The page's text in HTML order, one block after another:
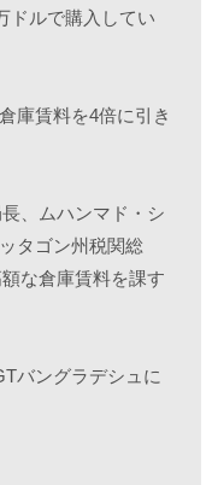
ドルで購入してい
庫賃料を4倍に引き
、ムハンマド・シ
タゴン州税関総
な倉庫賃料を課す
バングラデシュに